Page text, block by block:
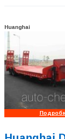
Huanghai